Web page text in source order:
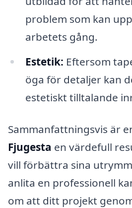
problem som kan
arbetets gång.
Estetik: Eftersom
öga för detaljer kan
estetiskt tilltalande
Sammanfattningsvis är
Fjugesta en värdefull
vill förbättra sina
anlita en professionell
om att ditt projekt